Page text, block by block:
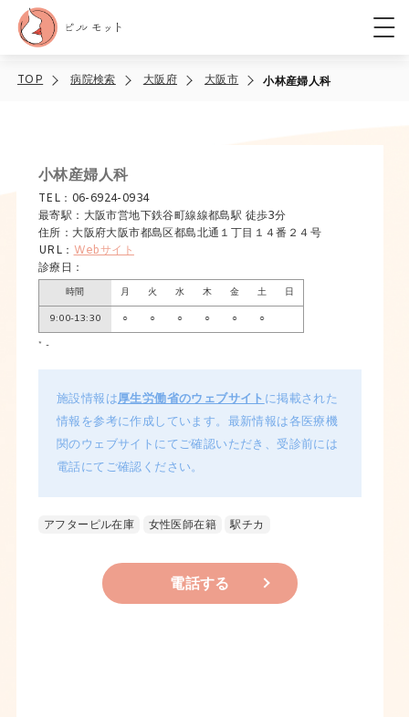
TOP 病院検索 大阪府 大阪市 小林産婦人科
小林産婦人科
TEL：06-6924-0934
最寄駅：大阪市営地下鉄谷町線線都島駅 徒歩3分
住所：大阪府大阪市都島区都島北通１丁目１４番２４号
URL： Webサイト
診療日：
時間 月 火 水 木 金 土 日
9:00-13:30 ○ ○ ○ ○ ○ ○
* -
施設情報は厚生労働省のウェブサイト に掲載された
情報を参考に作成しています。最新情報は各医療機
関のウェブサイトにてご確認いただき、受診前には
電話にてご確認ください。
アフターピル在庫 女性医師在籍 駅チカ
電話する